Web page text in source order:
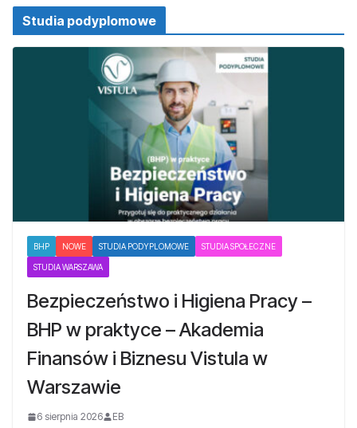
Studia podyplomowe
BHP NOWE STUDIA PODYPLOMOWE STUDIA SPOŁECZNE
STUDIA WARSZAWA
Bezpieczeństwo i Higiena Pracy –
BHP w praktyce – Akademia
Finansów i Biznesu Vistula w
Warszawie
6 sierpnia 2026 EB